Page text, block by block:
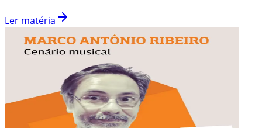
Ler matéria